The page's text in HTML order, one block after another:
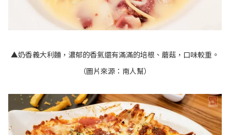
​​​​​​​▲奶香義大利麵，濃郁的香氣還有滿滿的培根、蘑菇，口味較重。
（圖片來源：南人幫）